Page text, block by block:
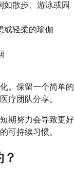
如散步、游泳或园
或轻柔的瑜伽
。保留一个简单的
疗团队分享。
期努力会导致更好
可持续习惯。